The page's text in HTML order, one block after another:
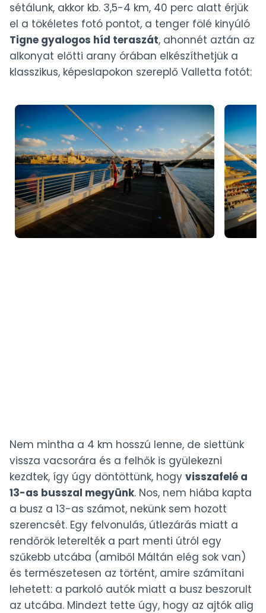
sétálunk, akkor kb. 3,5-4 km, 40 perc alatt érjük
el a tökéletes fotó pontot, a tenger fölé kinyúló
Tigne gyalogos híd teraszát, ahonnét aztán az
alkonyat előtti arany órában elkészíthetjük a
klasszikus, képeslapokon szereplő Valletta fotót:
Nem mintha a 4 km hosszú lenne, de siettünk
vissza vacsorára és a felhők is gyülekezni
kezdtek, így úgy döntöttünk, hogy visszafelé a
13-as busszal megyünk. Nos, nem hiába kapta
a busz a 13-as számot, nekünk sem hozott
szerencsét. Egy felvonulás, útlezárás miatt a
rendőrök leterelték a part menti útról egy
szűkebb utcába (amiből Máltán elég sok van)
és természetesen az történt, amire számítani
lehetett: a parkoló autók miatt a busz beszorult
az utcába. Mindezt tette úgy, hogy az ajtók alig